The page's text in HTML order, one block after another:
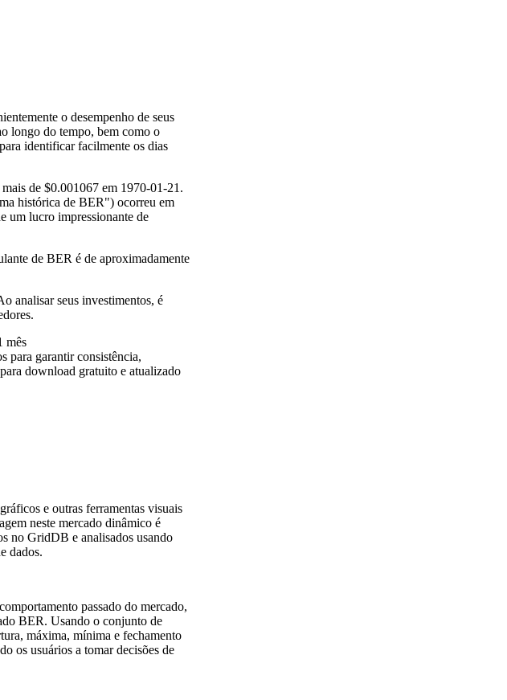
o desempenho de seus
longo do tempo, bem como o
identificar facilmente os dias
de $0.001067 em 1970-01-21.
histórica de BER") ocorreu em
um lucro impressionante de
de BER é de aproximadamente
analisar seus investimentos, é
mês
para garantir consistência,
download gratuito e atualizado
e outras ferramentas visuais
neste mercado dinâmico é
no GridDB e analisados ​​usando
dados.
passado do mercado,
BER. Usando o conjunto de
máxima, mínima e fechamento
os usuários a tomar decisões de